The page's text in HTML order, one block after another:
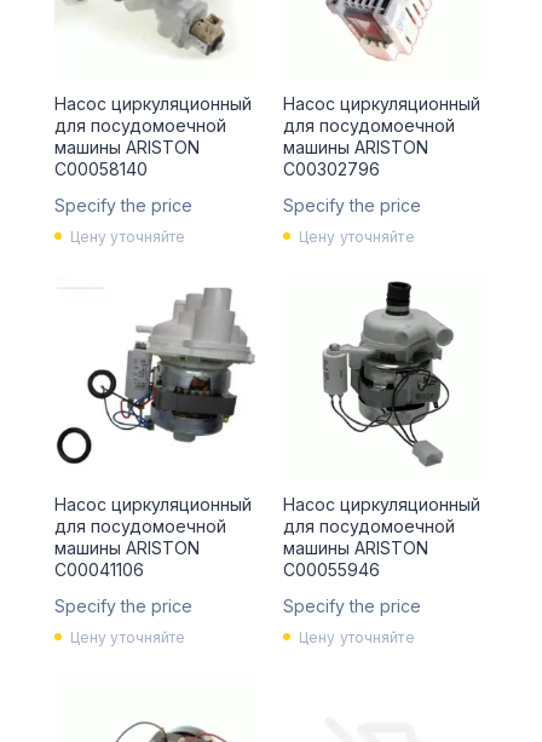
Насос циркуляционный
для посудомоечной
машины ARISTON
C00058140
Specify the price
Цену уточняйте
Насос циркуляционный
для посудомоечной
машины ARISTON
C00302796
Specify the price
Цену уточняйте
Насос циркуляционный
для посудомоечной
машины ARISTON
C00041106
Specify the price
Цену уточняйте
Насос циркуляционный
для посудомоечной
машины ARISTON
C00055946
Specify the price
Цену уточняйте